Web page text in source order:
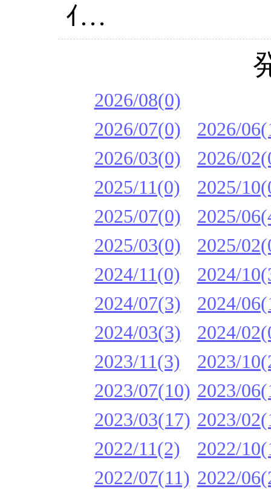
ｲ…
2026/08(0)
2026/07(0)
2026/
2026/03(0)
2026/
2025/11(0)
2025/
2025/07(0)
2025/
2025/03(0)
2025/
2024/11(0)
2024/
2024/07(3)
2024/
2024/03(3)
2024/
2023/11(3)
2023/
2023/07(10) 2023/
2023/03(17) 2023/
2022/11(2)
2022/
2022/07(11) 2022/